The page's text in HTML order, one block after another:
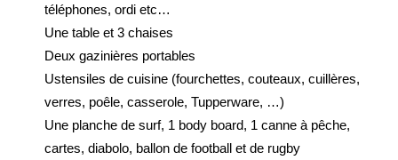
téléphones, ordi etc…
Une table et 3 chaises
Deux gazinières portables
Ustensiles de cuisine (fourchettes, couteaux, cuillères,
verres, poêle, casserole, Tupperware, …)
Une planche de surf, 1 body board, 1 canne à pêche,
cartes, diabolo, ballon de football et de rugby